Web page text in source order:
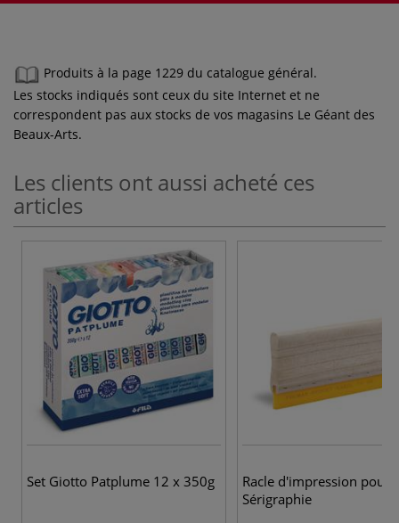
Produits à la page 1229 du catalogue général.
Les stocks indiqués sont ceux du site Internet et ne
correspondent pas aux stocks de vos magasins Le Géant des
Beaux-Arts.
Les clients ont aussi acheté ces
articles
Set Giotto Patplume 12 x 350g
Racle d'impression pour
Sérigraphie